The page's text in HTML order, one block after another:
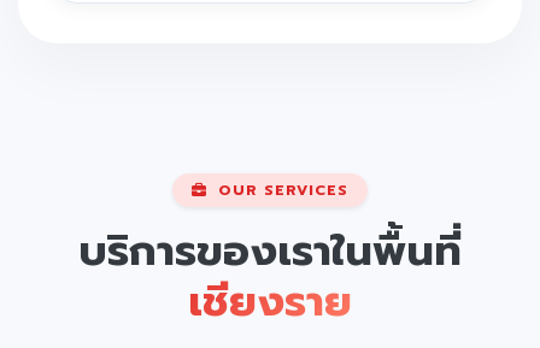
OUR SERVICES
บริการของเราในพื้นที่
เชียงราย